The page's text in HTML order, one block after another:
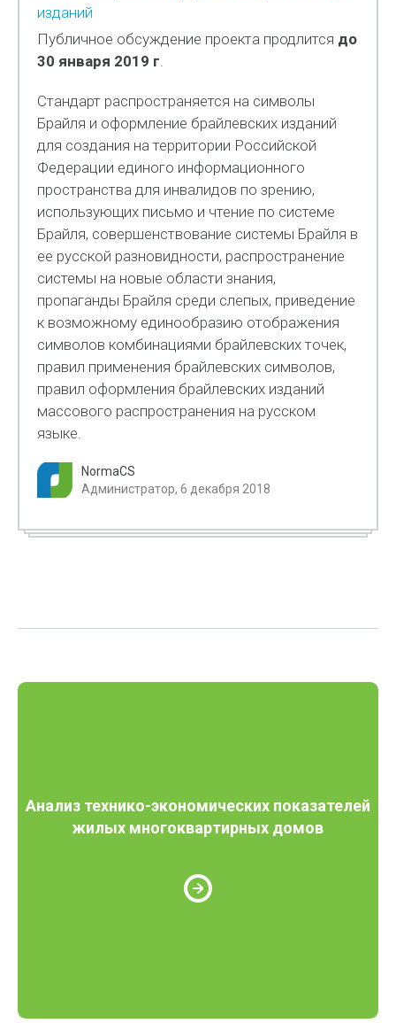
изданий
Публичное обсуждение проекта продлится до
30 января 2019 г.
Стандарт распространяется на символы
Брайля и оформление брайлевских изданий
для создания на территории Российской
Федерации единого информационного
пространства для инвалидов по зрению,
использующих письмо и чтение по системе
Брайля, совершенствование системы Брайля в
ее русской разновидности, распространение
системы на новые области знания,
пропаганды Брайля среди слепых, приведение
к возможному единообразию отображения
символов комбинациями брайлевских точек,
правил применения брайлевских символов,
правил оформления брайлевских изданий
массового распространения на русском
языке.
NormaCS
Администратор, 6 декабря 2018
Анализ технико-экономических показателей
жилых многоквартирных домов